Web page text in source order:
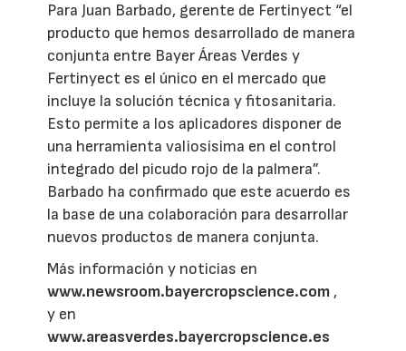
Para Juan Barbado, gerente de Fertinyect “el
producto que hemos desarrollado de manera
conjunta entre Bayer Áreas Verdes y
Fertinyect es el único en el mercado que
incluye la solución técnica y fitosanitaria.
Esto permite a los aplicadores disponer de
una herramienta valiosísima en el control
integrado del picudo rojo de la palmera”.
Barbado ha confirmado que este acuerdo es
la base de una colaboración para desarrollar
nuevos productos de manera conjunta.
Más información y noticias en
www.newsroom.bayercropscience.com ,
y en
www.areasverdes.bayercropscience.es